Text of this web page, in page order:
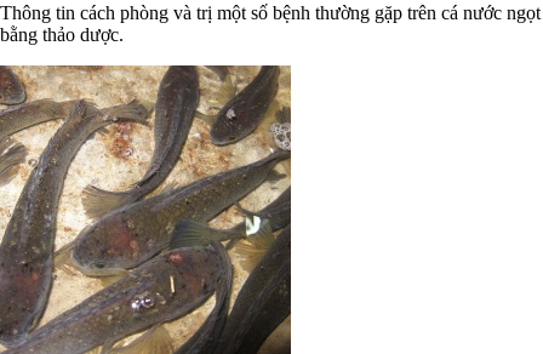
Thông tin cách phòng và trị một số bệnh thường gặp trên cá nước ngọt
bằng thảo dược.